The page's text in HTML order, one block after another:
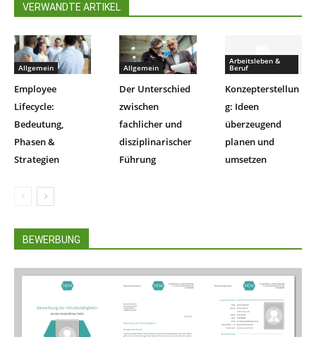
VERWANDTE ARTIKEL
Allgemein
Employee
Lifecycle:
Bedeutung,
Phasen &
Strategien
Allgemein
Der Unterschied
zwischen
fachlicher und
disziplinarischer
Führung
Arbeitsleben &
Beruf
Konzepterstellun
g: Ideen
überzeugend
planen und
umsetzen
BEWERBUNG